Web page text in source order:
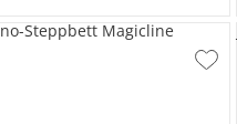
Steppbett Magicline